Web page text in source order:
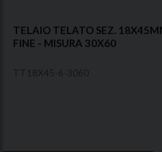
TELAIO TELATO SEZ.
FINE - MISURA 30X60